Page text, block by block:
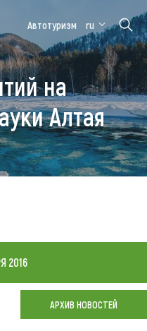
форум
Алтайская
зимовка
Автотуризм ru
на
Алтая
2016
АРХИВ НОВОСТЕЙ